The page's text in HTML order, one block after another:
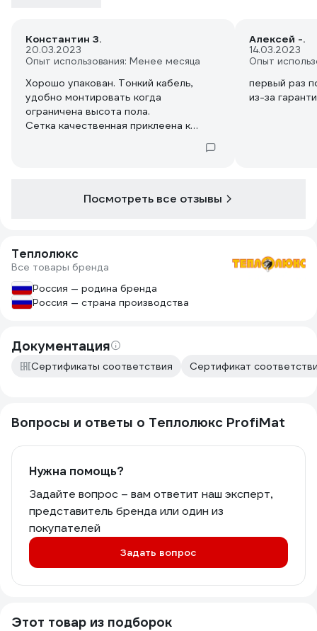
Константин З.
20.03.2023
Опыт использования: Менее месяца
Хорошо упакован. Тонкий кабель,
удобно монтировать когда
ограничена высота пола.
Сетка качественная приклеена к
Алексей -.
14.03.2023
Опыт
первый раз
из-за
Посмотреть все отзывы
Теплолюкс
Все товары бренда
Россия — родина бренда
Россия — страна производства
Документация
Сертификаты соответствия Сертификат
Вопросы и ответы о Теплолюкс ProfiMat
Нужна помощь?
Задайте вопрос – вам ответит наш эксперт,
представитель бренда или один из
покупателей
Задать вопрос
Этот товар из подборок